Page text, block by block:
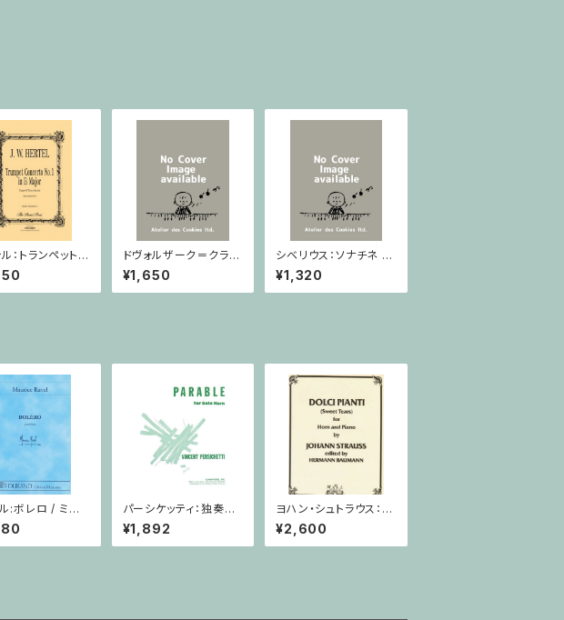
：トランペット協
1番 変ホ長調/
ット・ピアノ
ドヴォルザーク＝クライ
スラー：スラヴ幻想曲 ロ
短調 from Op.55-4,
Op.75 / ヴァイオリン
¥1,650
シベリウス：ソナチネ ホ
長調 Op.80 / ヴァイオ
リンとピアノ
¥1,320
:ボレロ / ミニ
コア
パーシケッティ：独奏ホ
ルンのための寓話 第８
番 作品120 / ホルン
¥1,892
ヨハン・シュトラウス：甘
い涙/ホルン・ピアノ
¥2,600